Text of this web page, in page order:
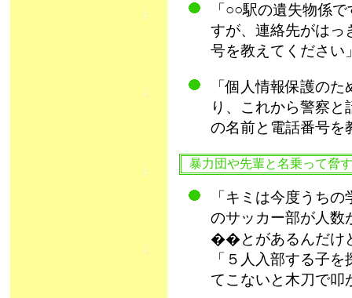
「○○駅の遺失物係
すが、連絡先がはっ
号を教えてください
「個人情報保護の
り、これから警察
の名前と電話番号を
暴力団や先輩と名乗って脅
「キミは今度うち
のサッカー部が人数
��とがあるんだけ
「５人入部する子
てこないと木刀で叩